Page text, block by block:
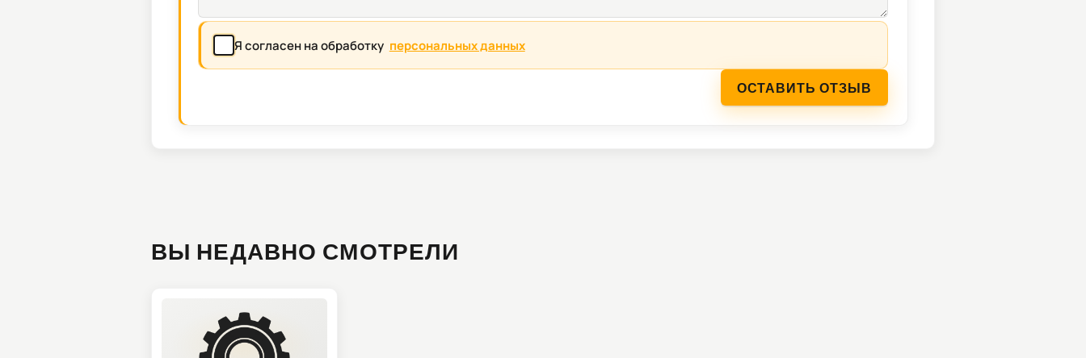
Я согласен на обработку персональных данных
ОСТАВИТЬ ОТЗЫВ
ВЫ НЕДАВНО СМОТРЕЛИ